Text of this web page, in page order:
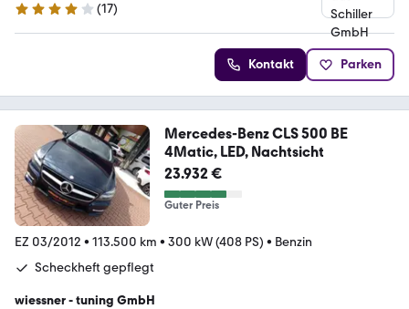
4 Sterne
(17)
Kontakt Parken
Mercedes-Benz CLS 500 BE
4Matic, LED, Nachtsicht
23.932 €
Guter Preis
EZ 03/2012 • 113.500 km • 300 kW (408 PS) • Benzin
Scheckheft gepflegt
wiessner - tuning GmbH